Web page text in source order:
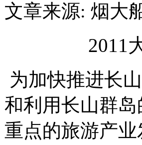
文章来源: 烟大
2011
为加快推进长
和利用长山群
重点的旅游产